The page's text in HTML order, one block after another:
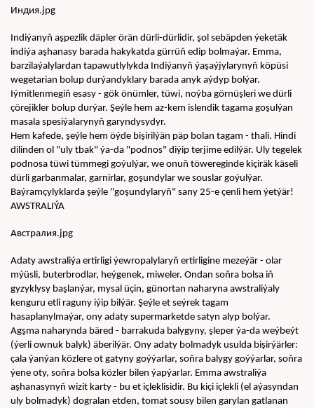
Индия.jpg
Indiýanyň aşpezlik däpler örän dürli-dürlidir, şol sebäpden ýeketäk
indiýa aşhanasy barada hakykatda gürrüň edip bolmaýar. Emma,
barzilaýalylardan tapawutlylykda Indiýanyň ýaşaýjylarynyň köpüsi
wegetarian bolup durýandyklary barada anyk aýdyp bolýar.
Iýmitlenmegiň esasy - gök önümler, tüwi, noýba görnüşleri we dürli
çörejikler bolup durýar. Şeýle hem az-kem islendik tagama goşulýan
masala spesiýalarynyň garyndysydyr.
Hem kafede, şeýle hem öýde bişirilýän päp bolan tagam - thali. Hindi
dilinden ol "uly tbak" ýa-da "podnos" diýip terjime edilýär. Uly tegelek
podnosa tüwi tümmegi goýulýar, we onuň töwereginde kiçiräk käseli
dürli garbanmalar, garnirlar, goşundylar we souslar goýulýar.
Baýramçylyklarda şeýle "goşundylaryň" sany 25-e çenli hem ýetýär!
AWSTRALIÝA
Австралия.jpg
Adaty awstraliýa ertirligi ýewropalylaryň ertirligine mezeýär - olar
mýüsli, buterbrodlar, heýgenek, miweler. Ondan soňra bolsa iň
gyzyklysy başlanýar, mysal üçin, günortan naharyna awstraliýaly
kenguru etli raguny iýip bilýär. Şeýle et seýrek tagam
hasaplanylmaýar, ony adaty supermarketde satyn alyp bolýar.
Agşma naharynda bäred - barrakuda balygyny, şleper ýa-da weýbeýt
(ýerli ownuk balyk) äberilýär. Ony adaty bolmadyk usulda bişirýärler:
çala ýanýan közlere ot gatyny goýýarlar, soňra balygy goýýarlar, soňra
ýene oty, soňra bolsa közler bilen ýapýarlar. Emma awstraliýa
aşhanasynyň wizit karty - bu et içleklisidir. Bu kiçi içlekli (el aýasyndan
uly bolmadyk) dogralan etden, tomat sousy bilen garylan gatlanan